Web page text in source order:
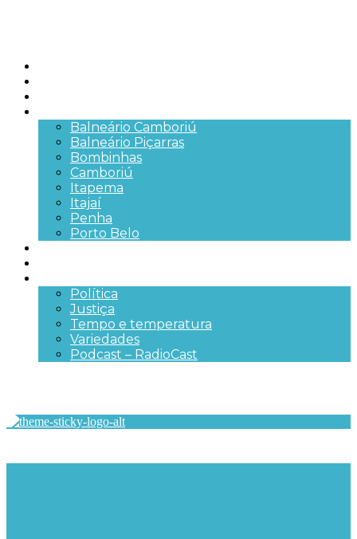
Balneário Camboriú
Balneário Piçarras
Bombinhas
Camboriú
Itapema
Itajaí
Penha
Porto Belo
Política
Justiça
Tempo e temperatura
Variedades
Podcast – RadioCast